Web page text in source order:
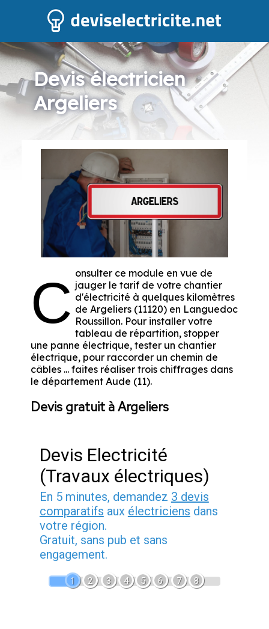
Devis électricien
Argeliers
C onsulter ce module en vue de
jauger le tarif de votre chantier
d'électricité à quelques kilomètres
de Argeliers (11120) en Languedoc
Roussillon. Pour installer votre
tableau de répartition, stopper
une panne électrique, tester un chantier
électrique, pour raccorder un chemin de
câbles ... faites réaliser trois chiffrages dans
le département Aude (11).
Devis gratuit à Argeliers
Devis Electricité
(Travaux électriques)
En 5 minutes, demandez 3 devis
comparatifs aux électriciens dans
votre région.
Gratuit, sans pub et sans
engagement.
1 2 3 4 5 6 7 8